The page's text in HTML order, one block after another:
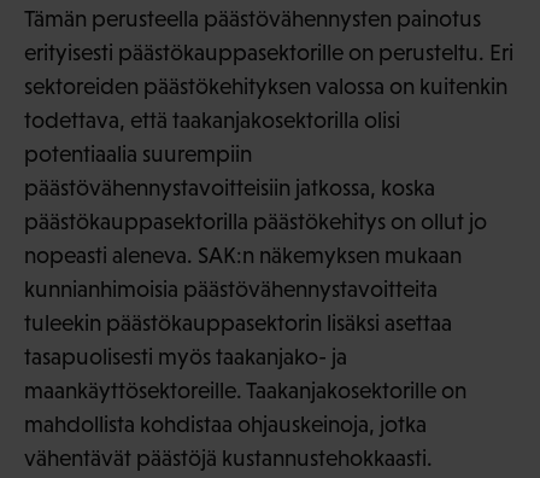
Tämän perusteella päästövähennysten painotus
erityisesti päästökauppasektorille on perusteltu. Eri
sektoreiden päästökehityksen valossa on kuitenkin
todettava, että taakanjakosektorilla olisi
potentiaalia suurempiin
päästövähennystavoitteisiin jatkossa, koska
päästökauppasektorilla päästökehitys on ollut jo
nopeasti aleneva. SAK:n näkemyksen mukaan
kunnianhimoisia päästövähennystavoitteita
tuleekin päästökauppasektorin lisäksi asettaa
tasapuolisesti myös taakanjako- ja
maankäyttösektoreille. Taakanjakosektorille on
mahdollista kohdistaa ohjauskeinoja, jotka
vähentävät päästöjä kustannustehokkaasti.